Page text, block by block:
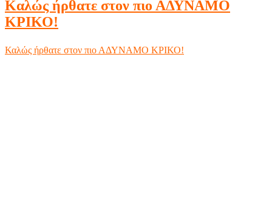
Καλώς ήρθατε στον πιο ΑΔΥΝΑΜΟ
ΚΡΙΚΟ!
Καλώς ήρθατε στον πιο ΑΔΥΝΑΜΟ ΚΡΙΚΟ!